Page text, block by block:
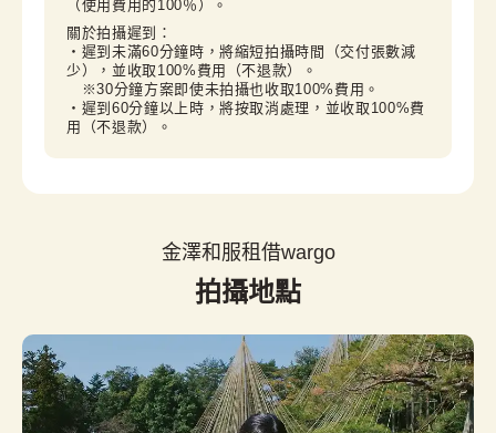
（使用費用的100％）。
關於拍攝遲到：
・遲到未滿60分鐘時，將縮短拍攝時間（交付張數減
少），並收取100%費用（不退款）。
※30分鐘方案即使未拍攝也收取100%費用。
・遲到60分鐘以上時，將按取消處理，並收取100%費
用（不退款）。
金澤和服租借wargo
拍攝地點